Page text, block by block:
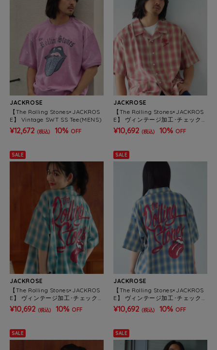
JACKROSE
【The Rolling Stones×JACKROS
E】 Vintage SWT SS Tee(MENS)
¥12,672 (税込) 10% OFF
JACKROSE
【The Rolling Stones×JACKROS
E】 ヴィンテージ加工･チェックS
Sシャツ(短丈)(MENS)
¥10,692 (税込) 10% OFF
SALE
JACKROSE
【The Rolling Stones×JACKROS
E】 ヴィンテージ加工･チェックS
Sシャツ(短丈)(MENS)
¥10,692 (税込) 10% OFF
SALE
JACKROSE
【The Rolling Stones×JACKROS
E】 ヴィンテージ加工･チェックS
Sシャツ(短丈)(MENS)
¥10,692 (税込) 10% OFF
SALE SALE